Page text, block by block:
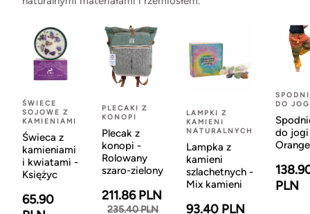
ŚWIECE
SOJOWE Z
KAMIENIAMI
Świeca z
kamieniami
i kwiatami -
Księżyc
65.90
PLECAKI Z
KONOPI
Plecak z
konopi -
Rolowany
szaro-zielony
211.86 PLN
235.40 PLN
LAMPKI Z
KAMIENI
NATURALNYCH
Lampka z
kamieni
szlachetnych -
Mix kamieni
93.40 PLN
DO
do
Orange
PLN